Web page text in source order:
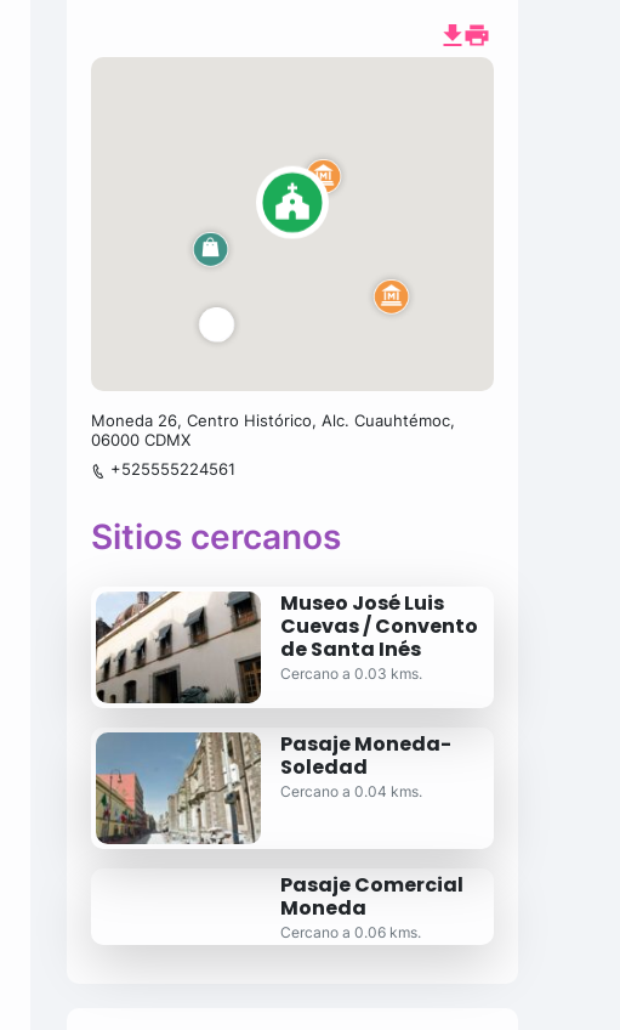
Moneda 26, Centro Histórico, Alc. Cuauhtémoc,
06000 CDMX
+525555224561
Sitios cercanos
Museo José Luis
Cuevas / Convento
de Santa Inés
Cercano a 0.03 kms.
Pasaje Moneda-
Soledad
Cercano a 0.04 kms.
Pasaje Comercial
Moneda
Cercano a 0.06 kms.